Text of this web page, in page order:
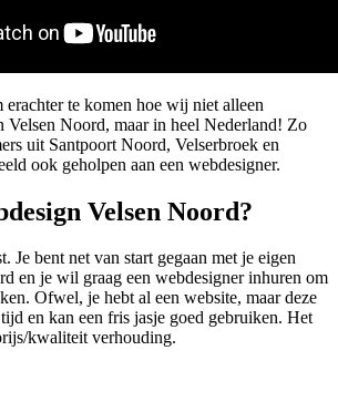
te komen hoe wij niet alleen
Velsen Noord, maar in heel Nederland! Zo
uit Santpoort Noord, Velserbroek en
ook geholpen aan een webdesigner.
Velsen Noord?
Je bent net van start gegaan met je eigen
en je wil graag een webdesigner inhuren om
Ofwel, je hebt al een website, maar deze
en kan een fris jasje goed gebruiken. Het
kwaliteit verhouding.